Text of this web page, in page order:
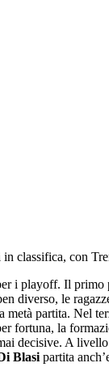
con
i playoff. Il primo
diverso, le
partita. Nel
fortuna, la
decisive. A
Blasi partita